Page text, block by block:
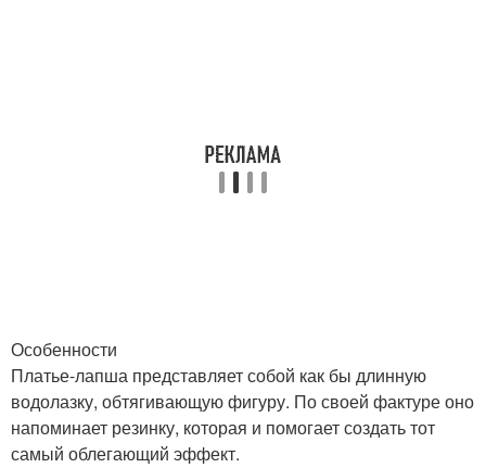
Особенности
Платье-лапша представляет собой как бы длинную
водолазку, обтягивающую фигуру. По своей фактуре оно
напоминает резинку, которая и помогает создать тот
самый облегающий эффект.